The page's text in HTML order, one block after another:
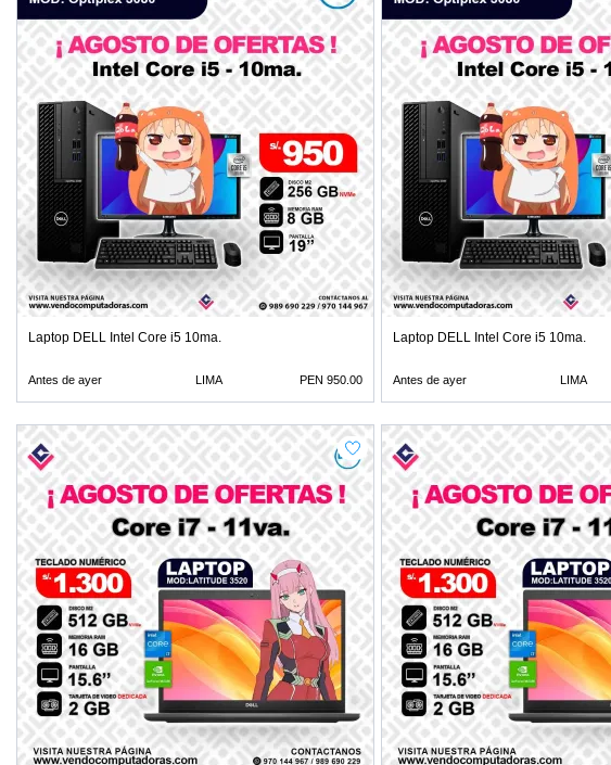
Laptop DELL Intel Core i5 10ma.
Antes de ayer LIMA PEN 950.00
Laptop DELL Intel Core i5 10ma.
Antes de ayer LIMA